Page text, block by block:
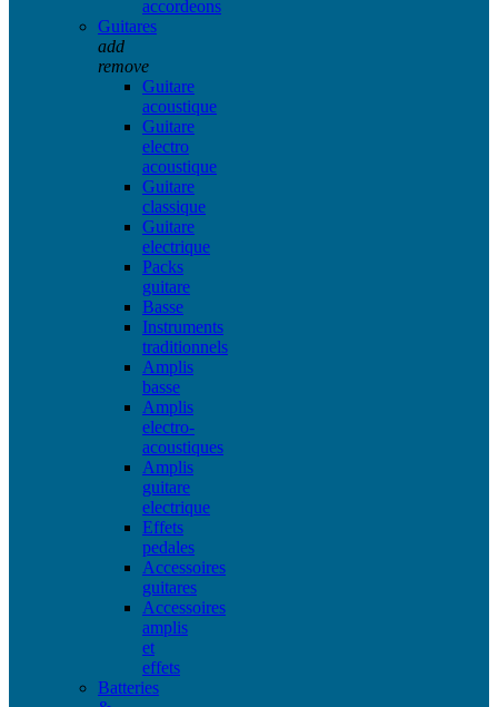
accordeons
Guitares
add
remove
Guitare
acoustique
Guitare
electro
acoustique
Guitare
classique
Guitare
electrique
Packs
guitare
Basse
Instruments
traditionnels
Amplis
basse
Amplis
electro-
acoustiques
Amplis
guitare
electrique
Effets
pedales
Accessoires
guitares
Accessoires
amplis
et
effets
Batteries